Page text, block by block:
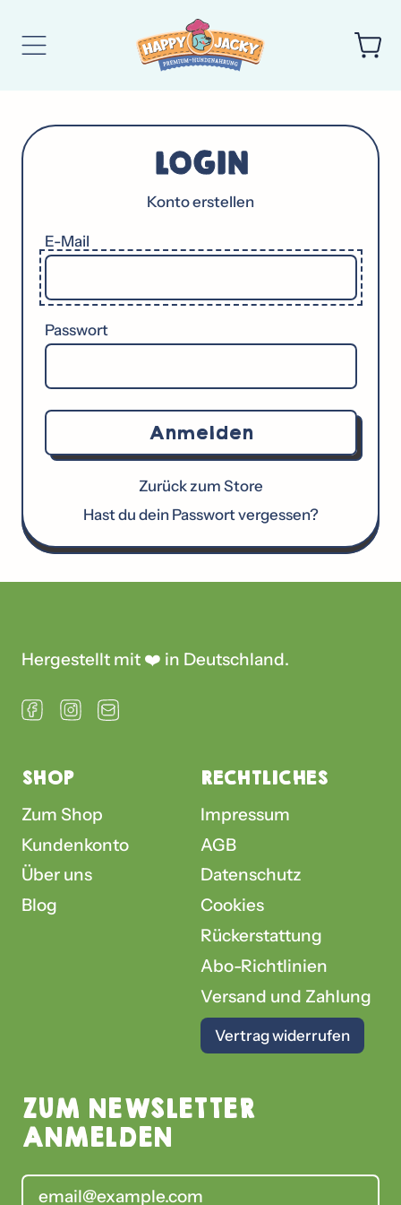
Menu
LOGIN
Konto erstellen
E-Mail
Passwort
Anmelden
Zurück zum Store
Hast du dein Passwort vergessen?
Hergestellt mit ❤️ in Deutschland.
Facebook
Instagram
Email
SHOP
Zum Shop
Kundenkonto
Über uns
Blog
RECHTLICHES
Impressum
AGB
Datenschutz
Cookies
Rückerstattung
Abo-Richtlinien
Versand und Zahlung
Vertrag widerrufen
ZUM NEWSLETTER
ANMELDEN
E-Mail-Adresse